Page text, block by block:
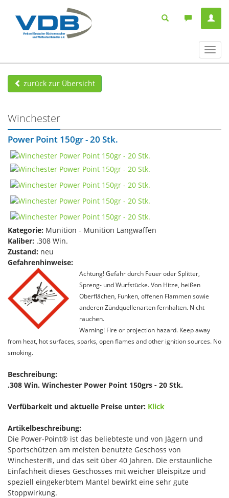
ein-/
zurück zur Übersicht
Winchester
Power Point 150gr - 20 Stk.
Kategorie: Munition - Munition Langwaffen
Kaliber: .308 Win.
Zustand: neu
Gefahrenhinweise:
Achtung! Gefahr durch Feuer oder Splitter,
Spreng- und Wurfstücke. Von Hitze, heißen
Oberflächen, Funken, offenen Flammen sowie
anderen Zündquellenarten fernhalten. Nicht
rauchen.
Warning! Fire or projection hazard. Keep away
from heat, hot surfaces, sparks, open flames and other ignition sources. No
smoking.
Beschreibung:
.308 Win. Winchester Power Point 150grs - 20 Stk.
Verfübarkeit und aktuelle Preise unter: Klick
Artikelbeschreibung:
Die Power-Point® ist das beliebteste und von Jägern und
Sportschützen am meisten benutzte Geschoss von
Winchester®, und das seit über 40 Jahren. Die erstaunliche
Einfachheit dieses Geschosses mit weicher Bleispitze und
speziell eingekerbtem Mantel bewirkt eine sehr gute
Stoppwirkung.